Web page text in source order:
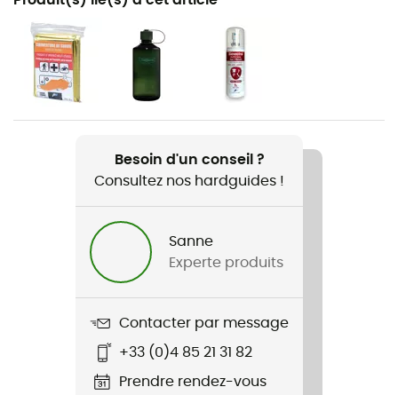
Randonnée / Trekking
Genre
Homme / Femme
Poids
Nom du produit
Transalp 75
Besoin d'un conseil ?
Consultez nos hardguides !
Sanne
Experte produits
Contacter par message
+33 (0)4 85 21 31 82
Prendre rendez-vous